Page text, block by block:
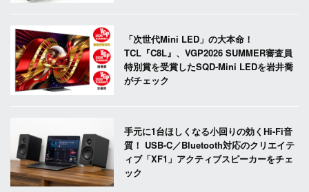
「次世代Mini LED」の大本命！
TCL『C8L』、VGP2026 SUMMER審査員
特別賞を受賞したSQD-Mini LEDを岩井喬
がチェック
手元に1台ほしくなる小回りの効くHi-Fi音
質！ USB-C／Bluetooth対応のクリエイテ
ィブ「XF1」アクティブスピーカーをチェ
ック